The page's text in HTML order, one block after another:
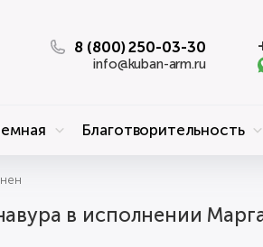
8 (800) 250-03-30
info@kuban-arm.ru
Благотворительность
Маргариты Вартанян
в исполнении